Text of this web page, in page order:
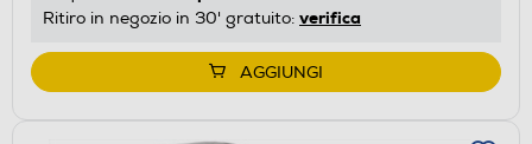
Ritiro in negozio in 30' gratuito: verifica
AGGIUNGI